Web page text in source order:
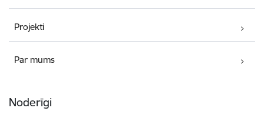
Projekti
Par mums
Noderīgi